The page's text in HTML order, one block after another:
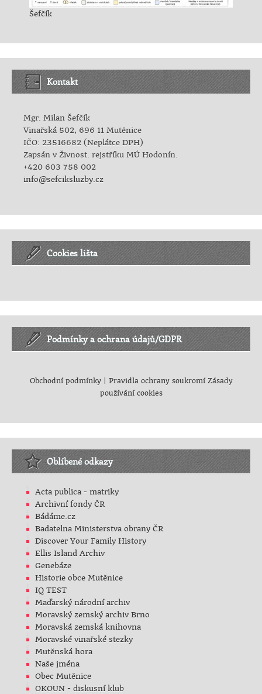
Šefčík
Kontakt
Mgr. Milan Šefčík
Vinařská 502, 696 11 Mutěnice
IČO: 23516682 (Neplátce DPH)
Zapsán v Živnost. rejstříku MÚ Hodonín.
+420 603 758 002
info@sefciksluzby.cz
Cookies lišta
Podmínky a ochrana údajů/GDPR
Obchodní podmínky| Pravidla ochrany soukromí Zásady
používání cookies
Oblíbené odkazy
Acta publica - matriky
Archivní fondy ČR
Bádáme.cz
Badatelna Ministerstva obrany ČR
Discover Your Family History
Ellis Island Archiv
Genebáze
Historie obce Mutěnice
IQ TEST
Maďarský národní archiv
Moravský zemský archiv Brno
Moravská zemská knihovna
Moravské vinařské stezky
Mutěnská hora
Naše jména
Obec Mutěnice
OKOUN - diskusní klub